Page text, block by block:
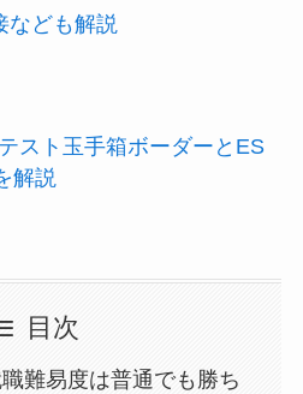
なども解説
スト玉手箱ボーダーとES
解説
目次
難易度は普通でも勝ち